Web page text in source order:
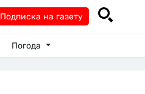
Подписка на газету
Погода